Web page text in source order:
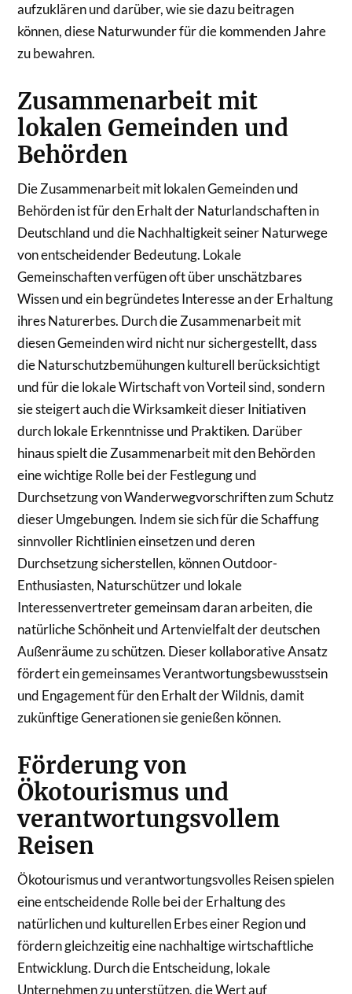
aufzuklären und darüber, wie sie dazu beitragen
können, diese Naturwunder für die kommenden Jahre
zu bewahren.
Zusammenarbeit mit
lokalen Gemeinden und
Behörden
Die Zusammenarbeit mit lokalen Gemeinden und
Behörden ist für den Erhalt der Naturlandschaften in
Deutschland und die Nachhaltigkeit seiner Naturwege
von entscheidender Bedeutung. Lokale
Gemeinschaften verfügen oft über unschätzbares
Wissen und ein begründetes Interesse an der Erhaltung
ihres Naturerbes. Durch die Zusammenarbeit mit
diesen Gemeinden wird nicht nur sichergestellt, dass
die Naturschutzbemühungen kulturell berücksichtigt
und für die lokale Wirtschaft von Vorteil sind, sondern
sie steigert auch die Wirksamkeit dieser Initiativen
durch lokale Erkenntnisse und Praktiken. Darüber
hinaus spielt die Zusammenarbeit mit den Behörden
eine wichtige Rolle bei der Festlegung und
Durchsetzung von Wanderwegvorschriften zum Schutz
dieser Umgebungen. Indem sie sich für die Schaffung
sinnvoller Richtlinien einsetzen und deren
Durchsetzung sicherstellen, können Outdoor-
Enthusiasten, Naturschützer und lokale
Interessenvertreter gemeinsam daran arbeiten, die
natürliche Schönheit und Artenvielfalt der deutschen
Außenräume zu schützen. Dieser kollaborative Ansatz
fördert ein gemeinsames Verantwortungsbewusstsein
und Engagement für den Erhalt der Wildnis, damit
zukünftige Generationen sie genießen können.
Förderung von
Ökotourismus und
verantwortungsvollem
Reisen
Ökotourismus und verantwortungsvolles Reisen spielen
eine entscheidende Rolle bei der Erhaltung des
natürlichen und kulturellen Erbes einer Region und
fördern gleichzeitig eine nachhaltige wirtschaftliche
Entwicklung. Durch die Entscheidung, lokale
Unternehmen zu unterstützen, die Wert auf